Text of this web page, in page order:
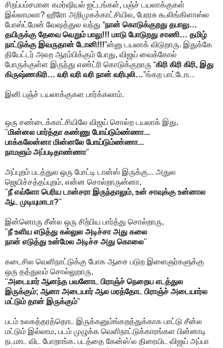
சிறப்பம்சமான கமர்ஷியல் ஐட்டங்கள், பஞ்ச் டயலாக்குகள்
இல்லாமலா? ஹீரோ அறிமுகக்காட்சியில, பேரரசு கூலிங்கிளாஸ்ல
போஸ்ட்மேன் வேஷத்துல வந்து “நான் கொடுக்குறது தபாலு…
தயிருக்கு தேவை வெறும் பாலு!!! மாடு போடுறது சாணி… தமிழ்
நாட்டுக்கு இவருதான் டோனி!!!”ன்னு டயலாக் விடுறாரு. இதுக்கே
தியேட்டர் அலற ஆரம்பிக்கும் போது, விஜய் வைக்கோல்
போருக்குள்ள இருந்து எண்ட்ரி கொடுக்குறாரு “கிரி கிரி கிரி, இது
கிருஷ்ணகிரி… வரி வரி வரி நான் வரிபுலி…”ங்கற பாட்டோட.
இனி பஞ்ச் டயலாக்குகள பார்க்கலாம்.
ஒரு சண்டைக்காட்சியிலே விஜய் சொல்ற டயலாக் இது,
"மின்னல பார்த்தா கண்ணு போய்டும்ண்ணா...
பாக்கலேன்னா மின்னலே போய்டும்ண்ணா...
நாமளும் அப்படிதாண்ணா"
அப்புறம் படத்துல ஒரு போட்டி டான்ஸ் இருக்கு... அதுல
ஜெயிச்சத்தப்புறம், என்ன சொல்றாருன்னா,
"நீ எவ்ளோ பெரிய டான்சரா இருந்தாலும், உன் சாவுக்கு உன்னால
ஆட முடியுமாடா?"
இன்னொரு சீன்ல ஒரு சிற்பிய பார்த்து சொல்றாரு,
"நீ உளிய எடுத்து கல்லுல அடிச்சா அது கலை
நான் எடுத்து உன்மேல அடிச்ச அது கொலை"
கடைசில வெளிநாட்டுக்கு போக ஆசை படுற இளைஞர்களுக்கு
ஒரு தத்துவம் சொல்லுறாரு,
"அடையார் ஆனந்த பவனோட பிராஞ்ச் நெறைய எடத்துல
இருக்கும்; ஆனா அடையார் ஆல மரத்தோட பிராஞ்ச் அடையார்ல
மட்டும் தான் இருக்கும்"
படம் உலகத்தரத்தொட இருக்கனும்ங்கறத்துக்காக பாட்டு சீன்ல
மட்டும் இல்லாம, படம் முழுக்க வெளிநாட்டுக்காரங்கள பின்னாடி
நடமாட விட போறாங்க. படத்தை கேன்ஸ்'ல திரையிட விஜய் அப்பா